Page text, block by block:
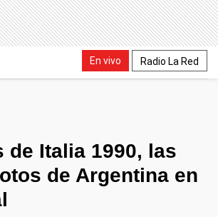
En vivo Radio La Red
de Italia 1990, las
de Argentina en